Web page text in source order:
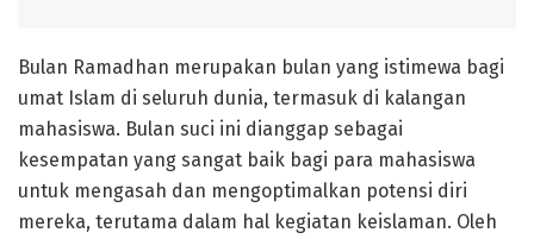
Bulan Ramadhan merupakan bulan yang istimewa bagi
umat Islam di seluruh dunia, termasuk di kalangan
mahasiswa. Bulan suci ini dianggap sebagai
kesempatan yang sangat baik bagi para mahasiswa
untuk mengasah dan mengoptimalkan potensi diri
mereka, terutama dalam hal kegiatan keislaman. Oleh